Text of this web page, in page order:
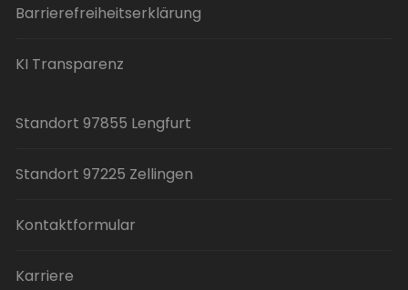
Barrierefreiheitserklärung
KI Transparenz
Standort 97855 Lengfurt
Standort 97225 Zellingen
Kontaktformular
Karriere